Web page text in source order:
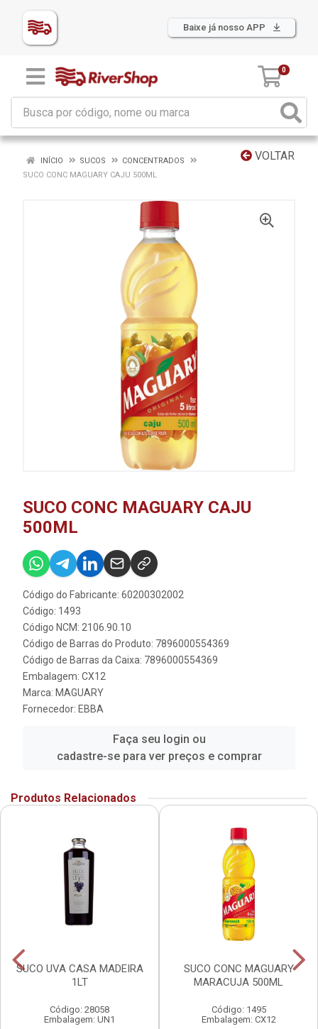
Baixe já nosso APP
0
VOLTAR
INÍCIO SUCOS
CONCENTRADOS
SUCO CONC MAGUARY CAJU 500ML
SUCO CONC MAGUARY CAJU
500ML
Código do Fabricante: 60200302002
Código: 1493
Código NCM: 2106.90.10
Código de Barras do Produto: 7896000554369
Código de Barras da Caixa: 7896000554369
Embalagem: CX12
Marca: MAGUARY
Fornecedor: EBBA
Faça seu login ou
cadastre-se para ver preços e comprar
Produtos Relacionados
SUCO UVA CASA MADEIRA
1LT
Código: 28058
Embalagem: UN1
SUCO CONC MAGUARY
MARACUJA 500ML
Código: 1495
Embalagem: CX12